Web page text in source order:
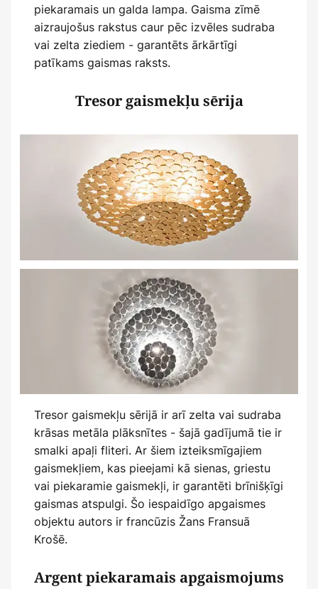
piekaramais un galda lampa. Gaisma zīmē
aizraujošus rakstus caur pēc izvēles sudraba
vai zelta ziediem - garantēts ārkārtīgi
patīkams gaismas raksts.
Tresor gaismekļu sērija
Tresor gaismekļu sērijā ir arī zelta vai sudraba
krāsas metāla plāksnītes - šajā gadījumā tie ir
smalki apaļi fliteri. Ar šiem izteiksmīgajiem
gaismekļiem, kas pieejami kā sienas, griestu
vai piekaramie gaismekļi, ir garantēti brīnišķīgi
gaismas atspulgi. Šo iespaidīgo apgaismes
objektu autors ir francūzis Žans Fransuā
Krošē.
Argent piekaramais apgaismojums